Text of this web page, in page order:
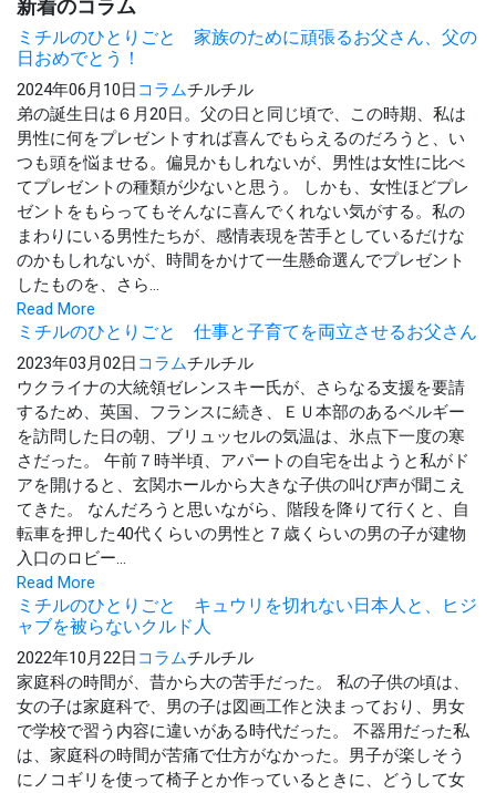
新着のコラム
ミチルのひとりごと 家族のために頑張るお父さん、父の
日おめでとう！
2024年06月10日 コラムチルチル
弟の誕生日は６月20日。父の日と同じ頃で、この時期、私は
男性に何をプレゼントすれば喜んでもらえるのだろうと、い
つも頭を悩ませる。偏見かもしれないが、男性は女性に比べ
てプレゼントの種類が少ないと思う。 しかも、女性ほどプレ
ゼントをもらってもそんなに喜んでくれない気がする。私の
まわりにいる男性たちが、感情表現を苦手としているだけな
のかもしれないが、時間をかけて一生懸命選んでプレゼント
したものを、さら...
Read More
ミチルのひとりごと 仕事と子育てを両立させるお父さん
2023年03月02日 コラムチルチル
ウクライナの大統領ゼレンスキー氏が、さらなる支援を要請
するため、英国、フランスに続き、ＥＵ本部のあるベルギー
を訪問した日の朝、ブリュッセルの気温は、氷点下一度の寒
さだった。 午前７時半頃、アパートの自宅を出ようと私がド
アを開けると、玄関ホールから大きな子供の叫び声が聞こえ
てきた。 なんだろうと思いながら、階段を降りて行くと、自
転車を押した40代くらいの男性と７歳くらいの男の子が建物
入口のロビー...
Read More
ミチルのひとりごと キュウリを切れない日本人と、ヒジ
ャブを被らないクルド人
2022年10月22日 コラムチルチル
家庭科の時間が、昔から大の苦手だった。 私の子供の頃は、
女の子は家庭科で、男の子は図画工作と決まっており、男女
で学校で習う内容に違いがある時代だった。 不器用だった私
は、家庭科の時間が苦痛で仕方がなかった。男子が楽しそう
にノコギリを使って椅子とか作っているときに、どうして女